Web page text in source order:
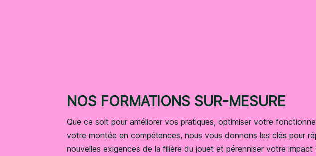
NOS FORMATIONS SUR-MESURE
Que ce soit pour améliorer vos pratiques, optimiser votre
votre montée en compétences, nous vous donnons les clés pour
nouvelles exigences de la filière du jouet et pérenniser votre impact